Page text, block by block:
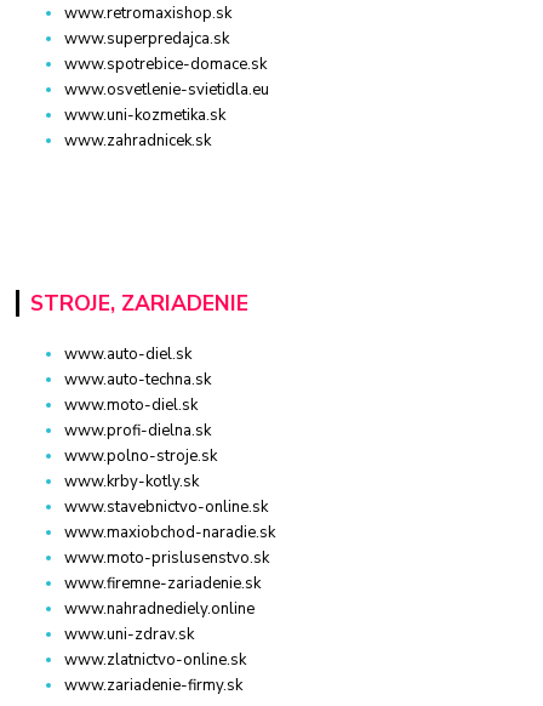
www.retromaxishop.sk
www.superpredajca.sk
www.spotrebice-domace.sk
www.osvetlenie-svietidla.eu
www.uni-kozmetika.sk
www.zahradnicek.sk
STROJE, ZARIADENIE
www.auto-diel.sk
www.auto-techna.sk
www.moto-diel.sk
www.profi-dielna.sk
www.polno-stroje.sk
www.krby-kotly.sk
www.stavebnictvo-online.sk
www.maxiobchod-naradie.sk
www.moto-prislusenstvo.sk
www.firemne-zariadenie.sk
www.nahradnediely.online
www.uni-zdrav.sk
www.zlatnictvo-online.sk
www.zariadenie-firmy.sk